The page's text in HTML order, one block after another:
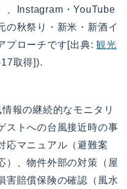
、Instagram・YouTube
の秋祭り・新米・新酒イ
プローチです[出典:観光
17取得]).
報の継続的なモニタリ
ストへの台風接近時の事
応マニュアル（避難案
）、物件外部の対策（屋
害賠償保険の確認（風水